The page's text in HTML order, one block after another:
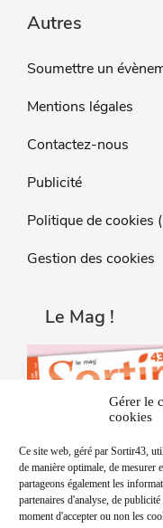
Gérer le
cookies
Ce site web, géré par Sortir43,
de manière optimale, de mesurer
partageons également les
partenaires d'analyse, de
moment d'accepter ou non les
Autres
Soumettre un
Mentions légales
Contactez-nous
Publicité
Politique de cookies
Gestion des cookies
Le Mag !